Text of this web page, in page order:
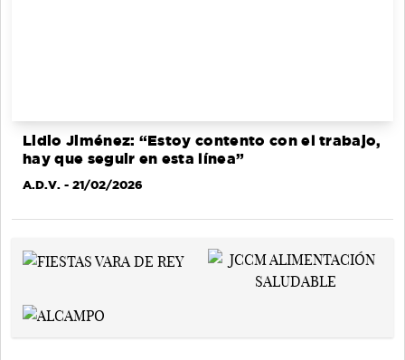
Lidio Jiménez: “Estoy contento con el trabajo,
hay que seguir en esta línea”
A.D.V. - 21/02/2026